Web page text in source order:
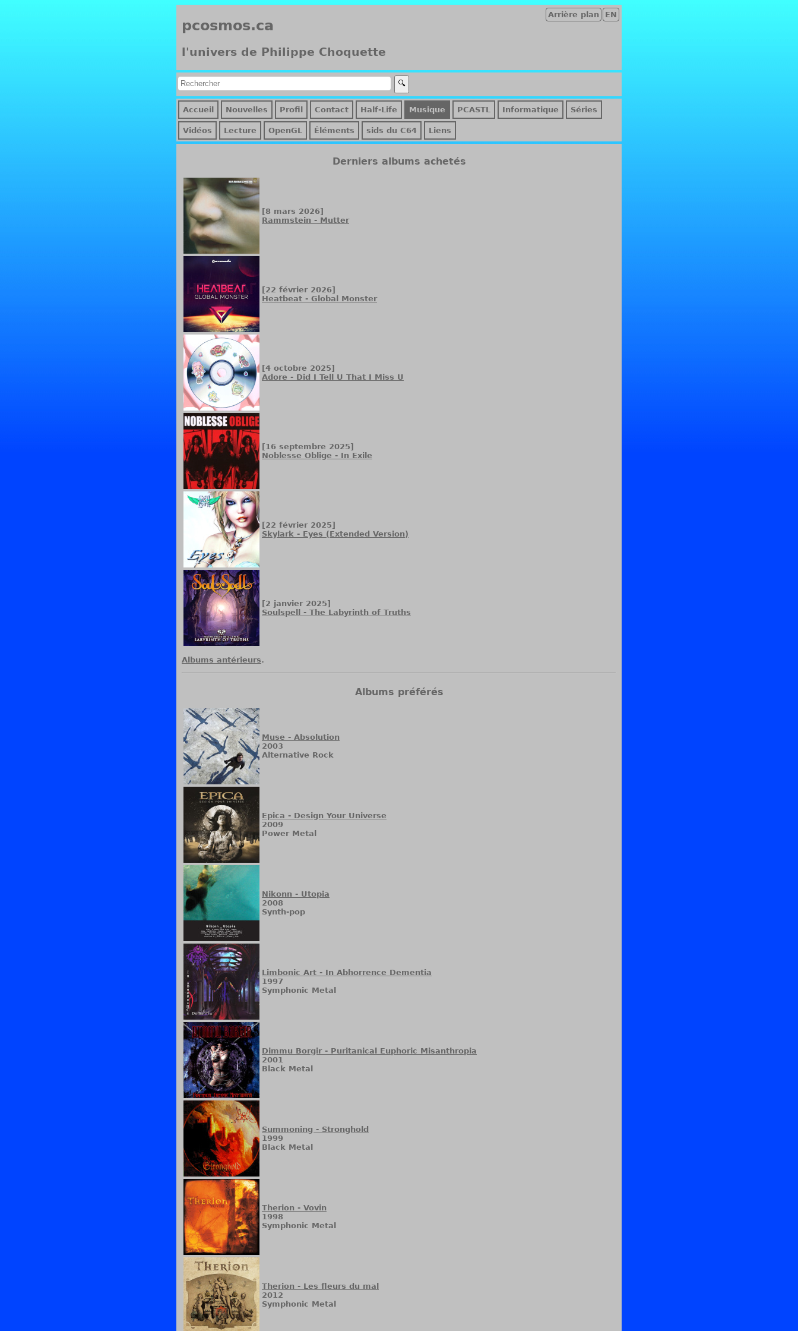
EN
Arrière plan
pcosmos.ca
l'univers de Philippe Choquette
Accueil Nouvelles Profil Contact Half-Life Musique PCASTL Informatique Séries
Vidéos Lecture OpenGL Éléments sids du C64 Liens
Derniers albums achetés
[8 mars 2026]
Rammstein - Mutter
[22 février 2026]
Heatbeat - Global Monster
[4 octobre 2025]
Adore - Did I Tell U That I Miss U
[16 septembre 2025]
Noblesse Oblige - In Exile
[22 février 2025]
Skylark - Eyes (Extended Version)
[2 janvier 2025]
Soulspell - The Labyrinth of Truths
Albums antérieurs.
Albums préférés
Muse - Absolution
2003
Alternative Rock
Epica - Design Your Universe
2009
Power Metal
Nikonn - Utopia
2008
Synth-pop
Limbonic Art - In Abhorrence Dementia
1997
Symphonic Metal
Dimmu Borgir - Puritanical Euphoric Misanthropia
2001
Black Metal
Summoning - Stronghold
1999
Black Metal
Therion - Vovin
1998
Symphonic Metal
Therion - Les fleurs du mal
2012
Symphonic Metal